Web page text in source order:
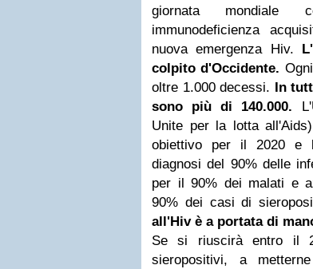
giornata mondiale
immunodeficienza
nuova emergenza Hiv.
colpito d'Occidente.
oltre 1.000 decessi. In
sono più di 140.000.
Unite per la lotta
obiettivo per il 2020 e
diagnosi del 90% delle
per il 90% dei malati e
90% dei casi di
all'Hiv è a portata di
Se si riuscirà entro il
sieropositivi, a